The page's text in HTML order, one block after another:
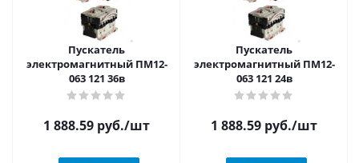
Пускатель
электромагнитный ПМ12-
063 121 36в
1 888.59 руб./шт
Пускатель
электромагнитный ПМ12-
063 121 24в
1 888.59 руб./шт